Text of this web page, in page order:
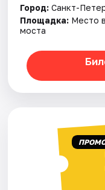
Город: Санкт-
Площадка: Место
моста